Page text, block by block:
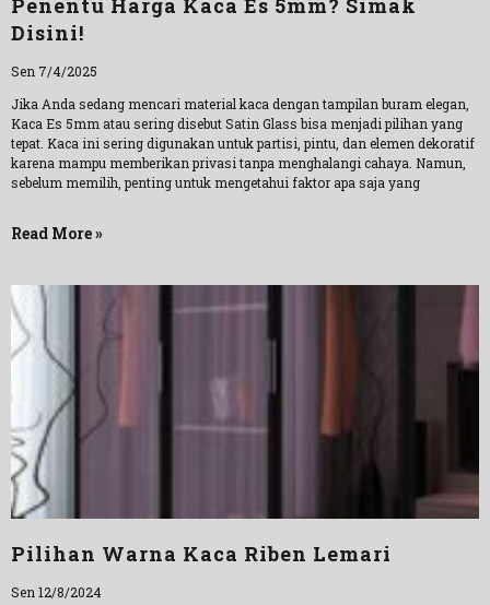
Penentu Harga Kaca Es 5mm? Simak
Disini!
Sen 7/4/2025
Jika Anda sedang mencari material kaca dengan tampilan buram elegan,
Kaca Es 5mm atau sering disebut Satin Glass bisa menjadi pilihan yang
tepat. Kaca ini sering digunakan untuk partisi, pintu, dan elemen dekoratif
karena mampu memberikan privasi tanpa menghalangi cahaya. Namun,
sebelum memilih, penting untuk mengetahui faktor apa saja yang
Read More »
Pilihan Warna Kaca Riben Lemari
Sen 12/8/2024